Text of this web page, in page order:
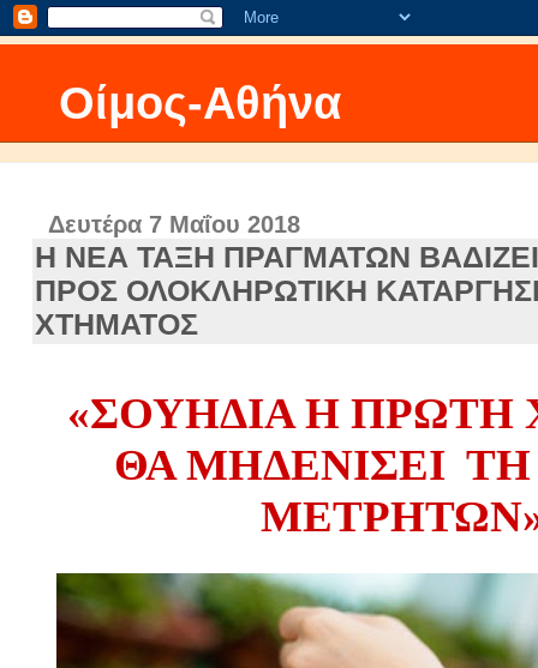
Οίμος-Αθήνα
Δευτέρα 7 Μαΐου 2018
Η ΝΕΑ ΤΑΞΗ ΠΡΑΓΜΑΤΩΝ
ΠΡΟΣ ΟΛΟΚΛΗΡΩΤΙΚΗ
ΧΤΗΜΑΤΟΣ
«ΣΟΥΗΔΙΑ ΗΠΡΩΤΗ
ΘΑ ΜΗΔΕΝΙΣΕΙ